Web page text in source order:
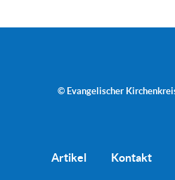
© Evangelischer
Artikel Kontakt